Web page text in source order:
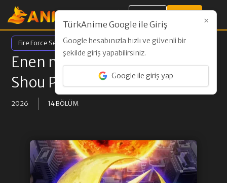
Fire Force Season 3 Part 2
Enen no Shouboutai: San no
Shou Part 2
2026 14 BÖLÜM
×
TürkAnime Google ile Giriş
Google hesabınızla hızlı ve güvenli bir
şekilde giriş yapabilirsiniz.
Google ile giriş yap